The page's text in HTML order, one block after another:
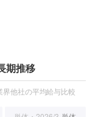
期推移
他社の平均給与比較